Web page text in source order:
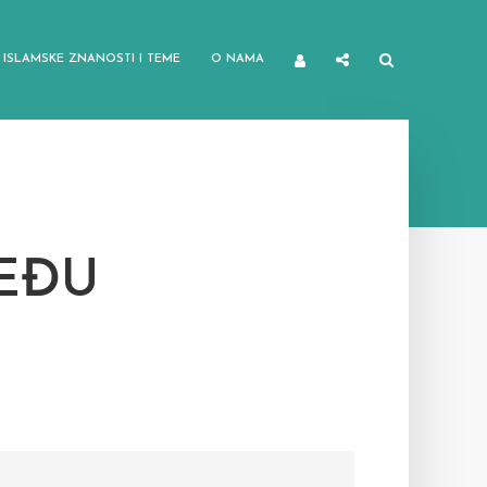
ISLAMSKE ZNANOSTI I TEME O NAMA